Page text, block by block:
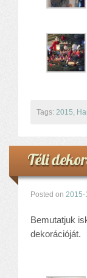
Tags: 2015,
Téli
Posted on 2015-
Bemutatjuk
dekorációját.